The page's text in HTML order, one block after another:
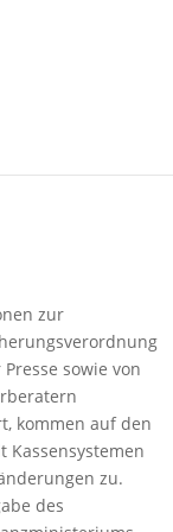
zur
sowie von
kommen auf den
Kassensystemen
zu.
des